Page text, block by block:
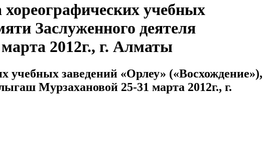
учебных
Заслуженного деятеля
2012г., г. Алматы
заведений «Орлеу» («Восхождение»),
Мурзахановой 25-31 марта 2012г., г.